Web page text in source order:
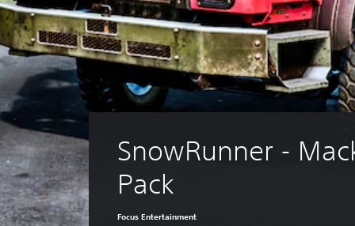
SnowRunner -
Pack
Focus Entertainment